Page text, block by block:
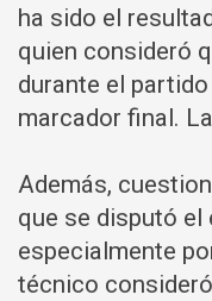
ha sido el
quien consideró
durante el
marcador final.
Además,
que se disputó el
especialmente
técnico